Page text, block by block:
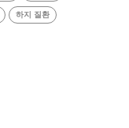
하지 질환